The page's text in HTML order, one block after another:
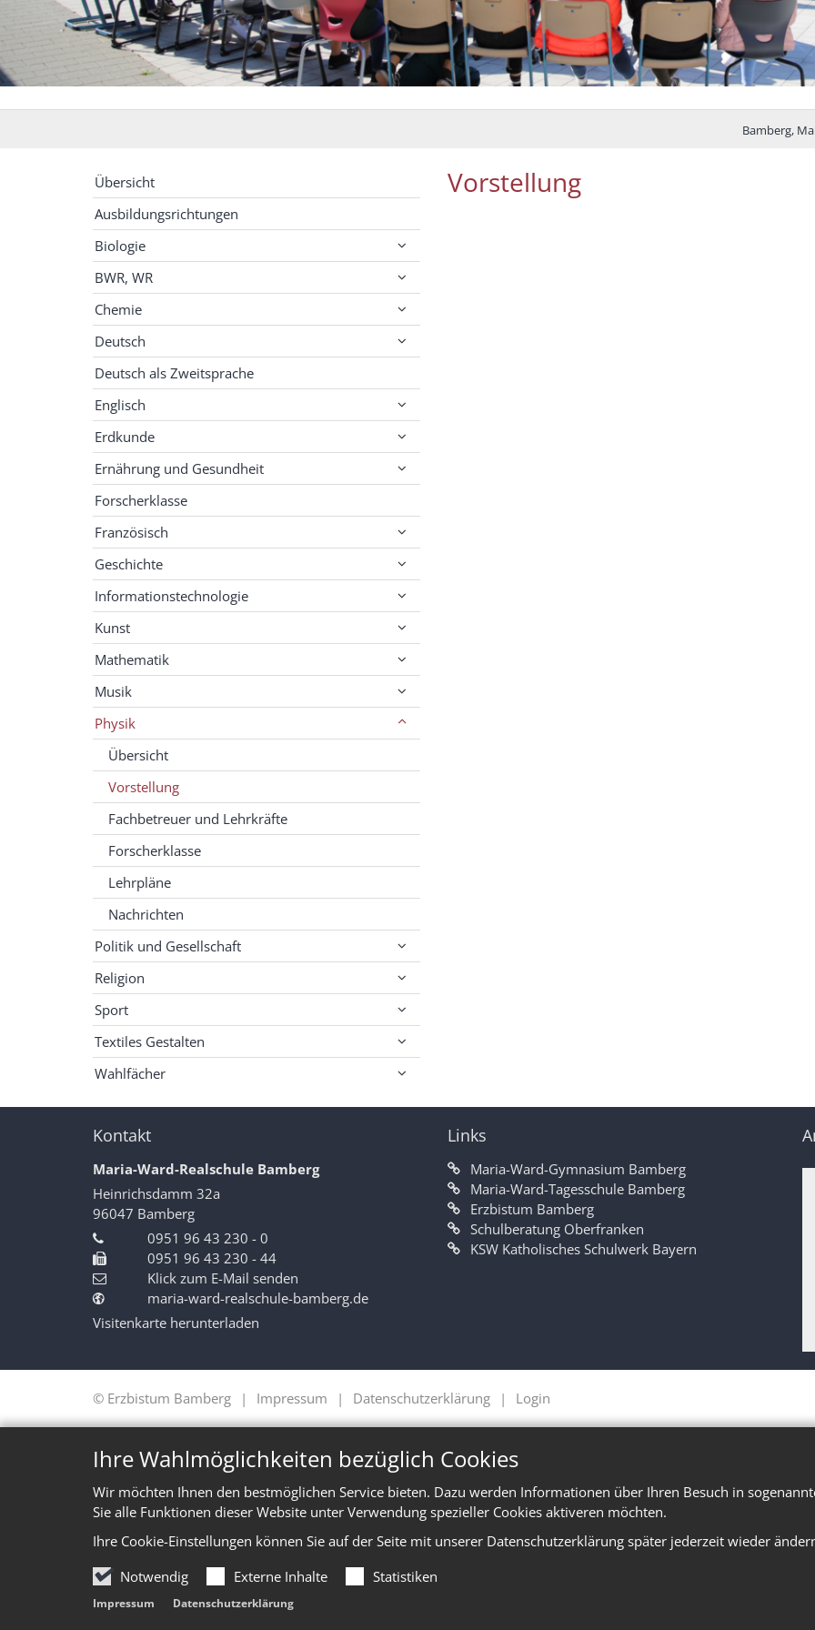
Ihre Wahlmöglichkeiten bezüglich Cookies
Wir möchten Ihnen den bestmöglichen Service bieten. Dazu werden Informationen über Ihren Besuch in
Sie alle Funktionen dieser Website unter Verwendung spezieller Cookies aktiveren möchten.
Ihre Cookie-Einstellungen können Sie auf der Seite mit unserer Datenschutzerklärung später jederzeit wieder
Notwendig
Externe Inhalte Statistiken
Impressum Datenschutzerklärung
Bamberg,
Vorstellung
Übersicht
Ausbildungsrichtungen
Biologie
BWR, WR
Chemie
Deutsch
Deutsch als Zweitsprache
Englisch
Erdkunde
Ernährung und Gesundheit
Forscherklasse
Französisch
Geschichte
Informationstechnologie
Kunst
Mathematik
Musik
Physik
Übersicht
Vorstellung
Fachbetreuer und Lehrkräfte
Forscherklasse
Lehrpläne
Nachrichten
Politik und Gesellschaft
Religion
Sport
Textiles Gestalten
Wahlfächer
Kontakt
Maria-Ward-Realschule Bamberg
Heinrichsdamm 32a
96047 Bamberg
0951 96 43 230 - 0
0951 96 43 230 - 44
Klick zum E-Mail senden
maria-ward-realschule-bamberg.de
Visitenkarte herunterladen
Links
Maria-Ward-Gymnasium Bamberg
Maria-Ward-Tagesschule Bamberg
Erzbistum Bamberg
Schulberatung Oberfranken
KSW Katholisches Schulwerk Bayern
© Erzbistum Bamberg Impressum Datenschutzerklärung Login